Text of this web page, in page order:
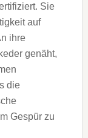
Sie
auf
ihre
genäht,
die
Gespür zu